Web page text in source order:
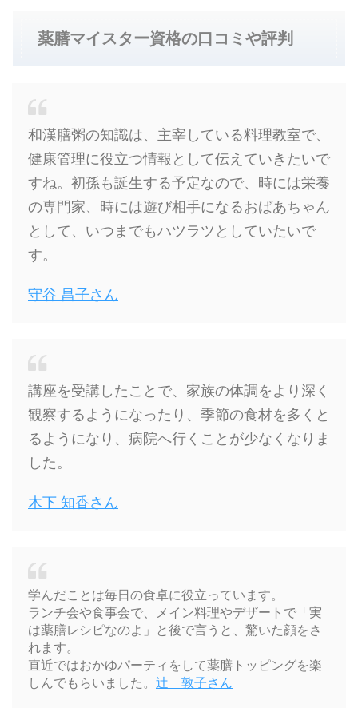
薬膳マイスター資格の口コミや評判
和漢膳粥の知識は、主宰している料理教室で、
健康管理に役立つ情報として伝えていきたいで
すね。初孫も誕生する予定なので、時には栄養
の専門家、時には遊び相手になるおばあちゃん
として、いつまでもハツラツとしていたいで
す。
守谷 昌子さん
講座を受講したことで、家族の体調をより深く
観察するようになったり、季節の食材を多くと
るようになり、病院へ行くことが少なくなりま
した。
木下 知香さん
学んだことは毎日の食卓に役立っています。
ランチ会や食事会で、メイン料理やデザートで「実
は薬膳レシピなのよ」と後で言うと、驚いた顔をさ
れます。
直近ではおかゆパーティをして薬膳トッピングを楽
しんでもらいました。 辻 敦子さん